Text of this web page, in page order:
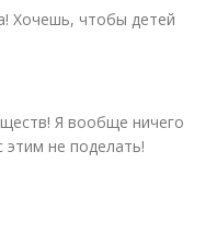
Хочешь, чтобы детей
Я вообще ничего
этим не поделать!